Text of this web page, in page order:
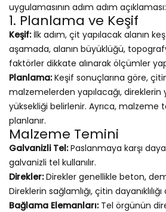
uygulamasının adım adım açıklaması:
1. Planlama ve Keşif
Keşif:İlk adım, çit yapılacak alanın
aşamada, alanın büyüklüğü,
faktörler dikkate alınarak ölçümler
Planlama:Keşif sonuçlarına göre,
malzemelerden yapılacağı,
yüksekliği belirlenir. Ayrıca, malzeme
planlanır.
Malzeme Temini
Galvanizli Tel:Paslanmaya karşı
galvanizli tel kullanılır.
Direkler:Direkler genellikle beton,
Direklerin sağlamlığı, çitin
Bağlama Elemanları:Tel örgünün